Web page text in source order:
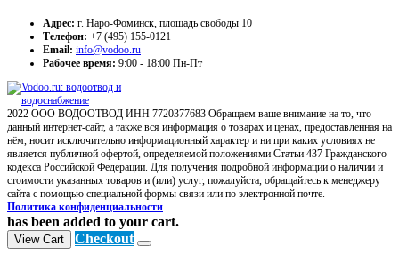
Адрес: г. Наро-Фоминск, площадь свободы 10
Телефон: +7 (495) 155-0121
Email: info@vodoo.ru
Рабочее время: 9:00 - 18:00 Пн-Пт
2022 ООО ВОДООТВОД ИНН 7720377683 Обращаем ваше внимание на то, что
данный интернет-сайт, а также вся информация о товарах и ценах, предоставленная на
нём, носит исключительно информационный характер и ни при каких условиях не
является публичной офертой, определяемой положениями Статьи 437 Гражданского
кодекса Российской Федерации. Для получения подробной информации о наличии и
стоимости указанных товаров и (или) услуг, пожалуйста, обращайтесь к менеджеру
сайта с помощью специальной формы связи или по электронной почте.
Политика конфиденциальности
has been added to your cart.
View Cart Checkout